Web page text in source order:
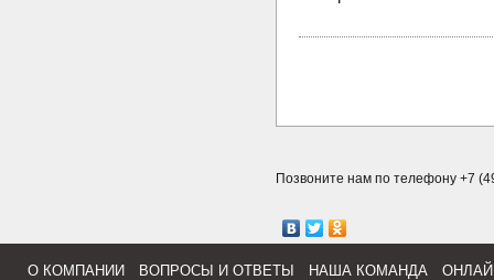
Позвоните нам по телефону +7
О КОМПАНИИ ВОПРОСЫ И ОТВЕТЫ НАША КОМАНДА